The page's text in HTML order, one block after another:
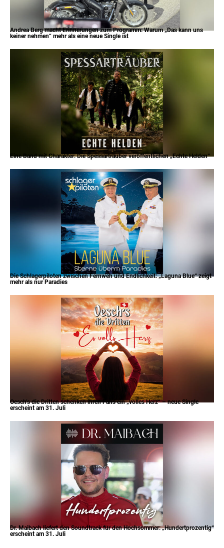
Andrea Berg macht Erinnerungen zum Programm: Warum „Das kann uns
keiner nehmen“ mehr als eine neue Single ist
Eine Band mit Charakter: Die Spessarträuber veröffentlichen „Echte Helden“
Die Schlagerpiloten zwischen Fernweh und Endlichkeit: „Laguna Blue“ zeigt
mehr als nur Paradies
Oesch’s die Dritten schenken ihren Fans ein „volles Herz“ – neue Single
erscheint am 31. Juli
Dr. Maibach liefert den Soundtrack für den Hochsommer: „Hundertprozentig“
erscheint am 31. Juli